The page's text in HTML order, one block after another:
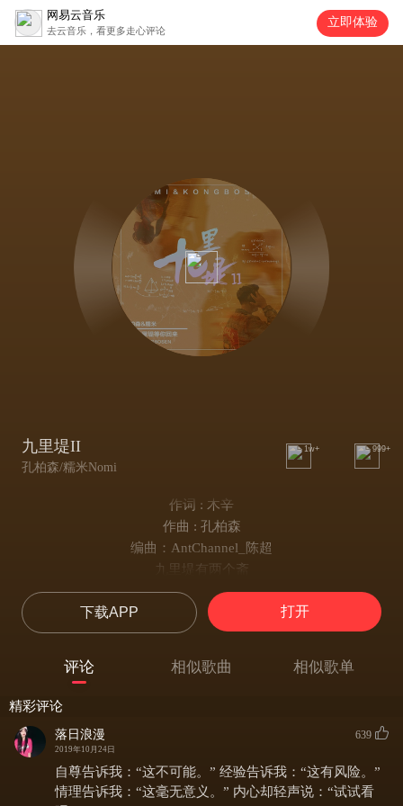
网易云音乐
去云音乐，看更多走心评论
立即体验
九里堤II
孔柏森/糯米Nomi
1w+ 999+
作词 : 木辛
作曲 : 孔柏森
编曲：AntChannel_陈超
九里堤有两个斋
眷诚斋 扬华斋
她的三角阳台
我的黄金年代
等故事从梦中醒来
我们在那些年 迟迟 不该
因一种不可能 不更改
下载APP 打开
评论 相似歌曲 相似歌单
精彩评论
落日浪漫
2019年10月24日
639
自尊告诉我：“这不可能。” 经验告诉我：“这有风险。”
情理告诉我：“这毫无意义。” 内心却轻声说：“试试看